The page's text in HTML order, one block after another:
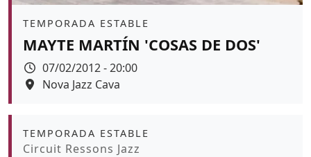
Àmbit
TEMPORADA ESTABLE
MAYTE MARTÍN 'COSAS DE DOS'
Data
07/02/2012 - 20:00
Espai
Nova Jazz Cava
Àmbit
TEMPORADA ESTABLE
Promoció
Circuit Ressons Jazz